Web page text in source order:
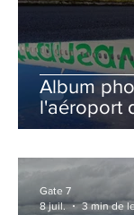
Album
l'aéroport
Gate 7
8 juil.
3 min de